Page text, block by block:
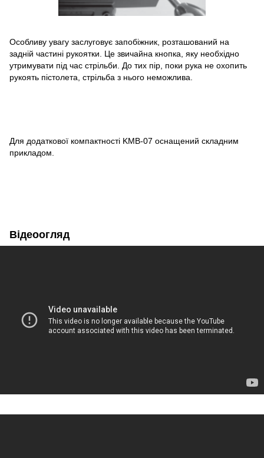
Особливу увагу заслуговує запобіжник, розташований на
задній частині рукоятки. Це звичайна кнопка, яку необхідно
утримувати під час стрільби. До тих пір, поки рука не охопить
рукоять пістолета, стрільба з нього неможлива.
Для додаткової компактності KMB-07 оснащений складним
прикладом.
Відеоогляд